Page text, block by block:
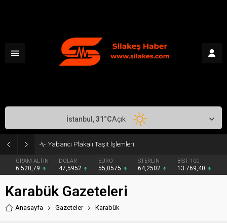
Yabancı Plakalı Taşıt İşlemleri
GRAM ALTIN
6.520,79
DOLAR
47,5952
EURO
55,0575
STERLİN
64,2502
BIST 100
13.769,40
İstanbul,31°CAçık
Karabük Gazeteleri
Anasayfa Gazeteler Karabük